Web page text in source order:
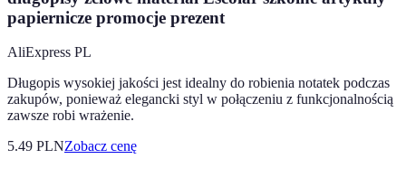
papiernicze promocje prezent
AliExpress PL
Długopis wysokiej jakości jest idealny do robienia notatek podczas
zakupów, ponieważ elegancki styl w połączeniu z funkcjonalnością
zawsze robi wrażenie.
5.49 PLNZobacz cenę